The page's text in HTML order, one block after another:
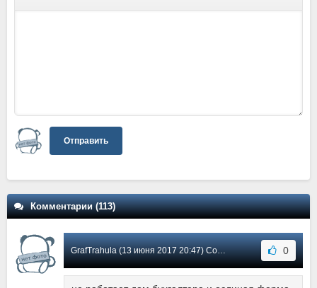
Отправить
Комментарии (113)
GrafTrahula (13 июня 2017 20:47) Сообщение #58 0